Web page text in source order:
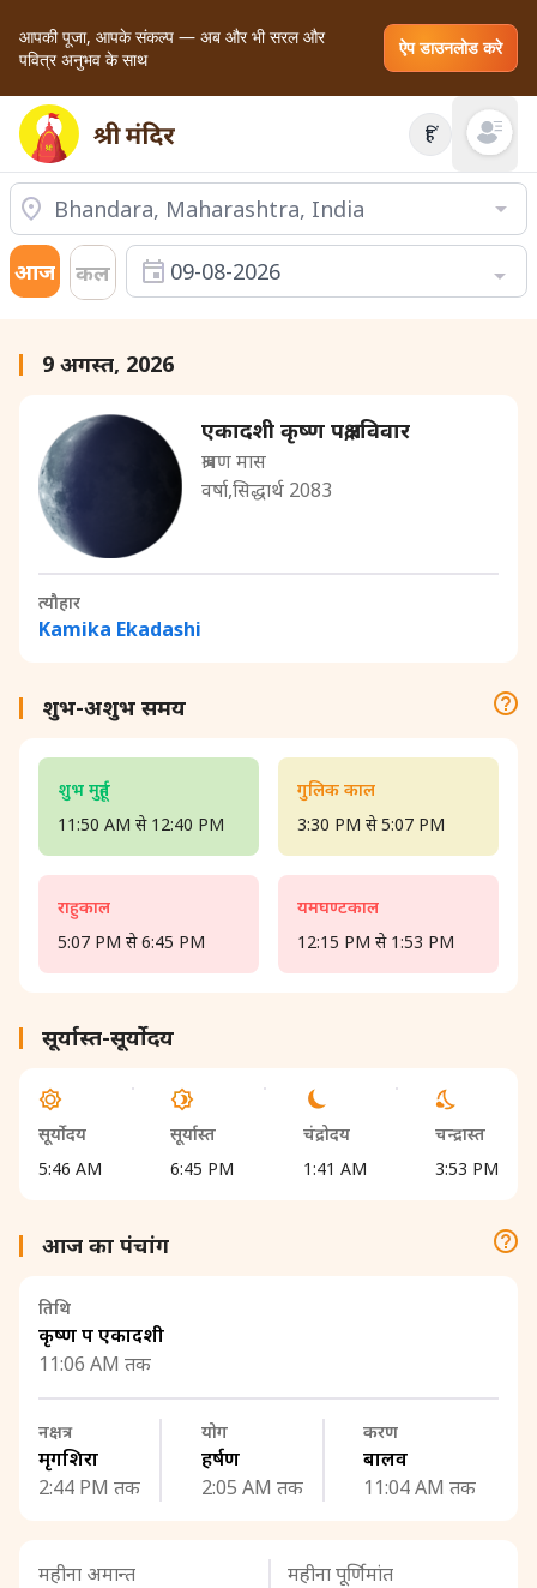
आपकी पूजा, आपके संकल्प — अब और भी सरल और
पवित्र अनुभव के साथ
ऐप डाउनलोड करे
हिं Open
आज कल 09-08-2026
9 अगस्त, 2026
एकादशी कृष्ण पक्ष,रविवार
श्रावण मास
वर्षा,सिद्धार्थ 2083
त्यौहार
Kamika Ekadashi
शुभ-अशुभ समय
शुभ मुहूर्त
11:50 AM से 12:40 PM
राहुकाल
5:07 PM से 6:45 PM
गुलिक काल
3:30 PM से 5:07 PM
यमघण्टकाल
12:15 PM से 1:53 PM
सूर्यास्त-सूर्योदय
सूर्योदय
5:46 AM
सूर्यास्त
6:45 PM
चंद्रोदय
1:41 AM
चन्द्रास्त
3:53 PM
आज का पंचांग
तिथि
कृष्ण पक्ष एकादशी
11:06 AM तक
नक्षत्र
मृगशिरा
2:44 PM तक
योग
हर्षण
2:05 AM तक
करण
बालव
11:04 AM तक
महीना अमान्त
महीना पूर्णिमांत